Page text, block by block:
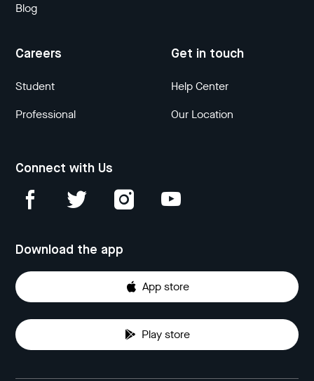
Blog
Careers
Student
Professional
Get in touch
Help Center
Our Location
Connect with Us
Download the app
App store
Play store